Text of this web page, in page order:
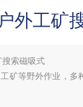
外工矿
搜索磁吸式
矿等野外作业，多